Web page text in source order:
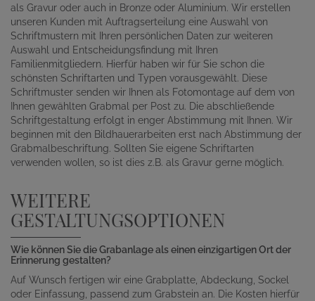
als Gravur oder auch in Bronze oder Aluminium. Wir erstellen
unseren Kunden mit Auftragserteilung eine Auswahl von
Schriftmustern mit Ihren persönlichen Daten zur weiteren
Auswahl und Entscheidungsfindung mit Ihren
Familienmitgliedern. Hierfür haben wir für Sie schon die
schönsten Schriftarten und Typen vorausgewählt. Diese
Schriftmuster senden wir Ihnen als Fotomontage auf dem von
Ihnen gewählten Grabmal per Post zu. Die abschließende
Schriftgestaltung erfolgt in enger Abstimmung mit Ihnen. Wir
beginnen mit den Bildhauerarbeiten erst nach Abstimmung der
Grabmalbeschriftung. Sollten Sie eigene Schriftarten
verwenden wollen, so ist dies z.B. als Gravur gerne möglich.
WEITERE
GESTALTUNGSOPTIONEN
Wie können Sie die Grabanlage als einen einzigartigen Ort der
Erinnerung gestalten?
Auf Wunsch fertigen wir eine Grabplatte, Abdeckung, Sockel
oder Einfassung, passend zum Grabstein an. Die Kosten hierfür